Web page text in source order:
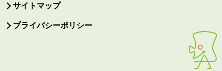
サイトマップ
プライバシーポリシー